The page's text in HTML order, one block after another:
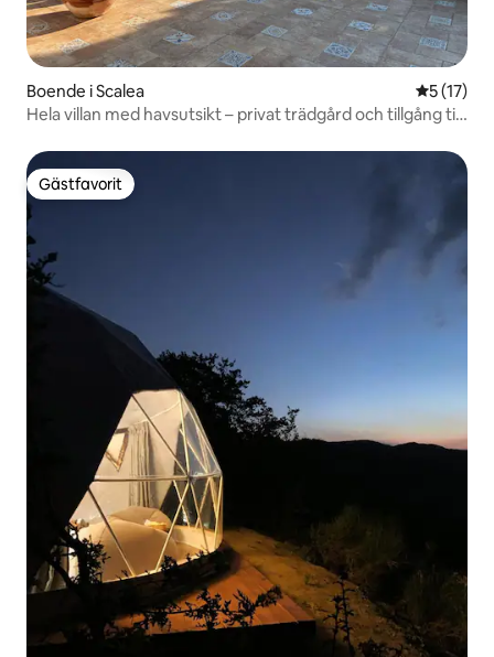
Boende i Scalea 5 av 5 i
5 (17)
Hela villan med havsutsikt – privat trädgård och tillgång till
Gästfavorit
Gästfavorit